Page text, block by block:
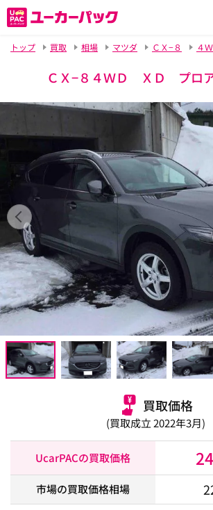
トップ
買取 相場 マツダ ＣＸ−８ ４
ＣＸ−８４ＷＤ ＸＤ プロ
買取価格
(買取成立 2022年3月)
UcarPACの買取価格
市場の買取価格相場